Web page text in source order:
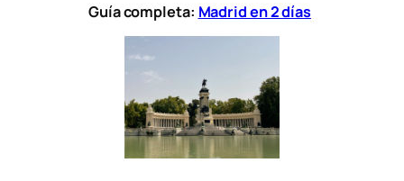
Guía completa: Madrid en 2 días